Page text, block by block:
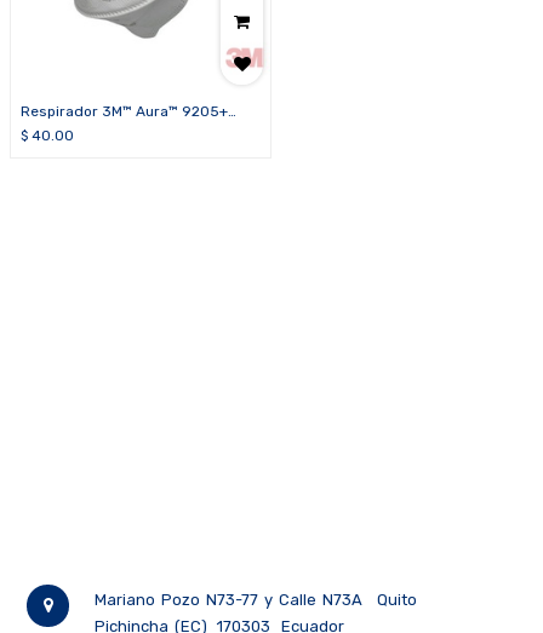
Respirador 3M™ Aura™ 9205+
(caja de 20 unidades)
$ 40.00
Mariano Pozo N73-77 y Calle N73A
Quito
Pichincha (EC)
170303 Ecuador